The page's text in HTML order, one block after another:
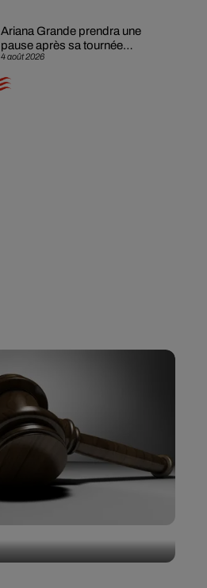
4 août 2026
Ariana Grande prendra une
pause après sa tournée
mondiale